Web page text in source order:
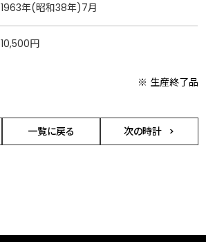
1963年(昭和38年)7月
10,500円
※ 生産終了品
一覧に戻る 次の時計